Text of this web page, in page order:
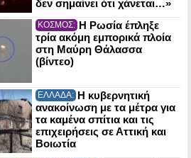
δεν σημαίνει ότι χάνεται…»
ΚΟΣΜΟΣ: Η Ρωσία έπληξε
τρία ακόμη εμπορικά πλοία
στη Μαύρη Θάλασσα
(βίντεο)
ΕΛΛΑΔΑ: Η κυβερνητική
ανακοίνωση με τα μέτρα για
τα καμένα σπίτια και τις
επιχειρήσεις σε Αττική και
Βοιωτία